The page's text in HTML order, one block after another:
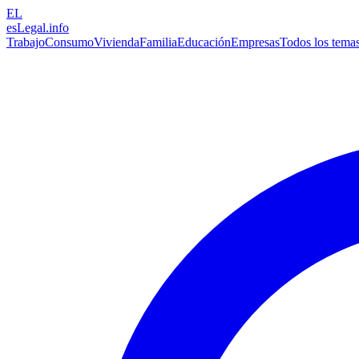
EL
esLegal.info
TrabajoConsumoViviendaFamiliaEducaciónEmpresasTodos los